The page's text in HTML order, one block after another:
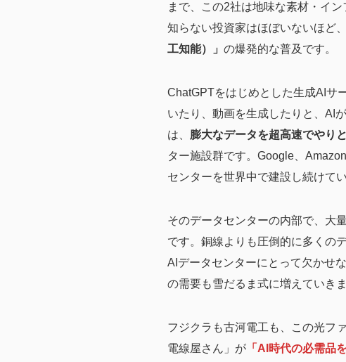
まで、この2社は地味な素材・イ
知らない投資家はほぼいないほど
工知能）」 の爆発的な普及です。
ChatGPTをはじめとした生成AIサ
いたり、動画を生成したりと、AI
は、 膨大なデータを超高速でやり
ター施設群です。Google、
センターを世界中で建設し続けてい
そのデータセンターの内部で、大
です。銅線よりも圧倒的に多くの
AIデータセンターにとって欠かせ
の需要も雪だるま式に増えていきま
フジクラも古河電工も、この光フ
電線屋さん」が 「AI時代の必需品